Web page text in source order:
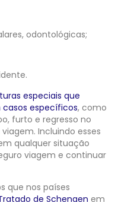
odontológicas;
especiais que
específicos, como
furto e regresso no
Incluindo esses
qualquer situação
viagem e continuar
que nos países
de Schengen em